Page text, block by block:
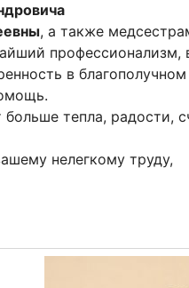
, а также
профессионализм,
в
тепла, радости,
нелегкому труду,